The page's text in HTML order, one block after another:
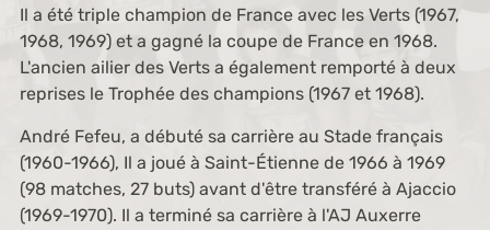
Il a été triple champion de France avec les Verts (1967,
1968, 1969) et a gagné la coupe de France en 1968.
L'ancien ailier des Verts a également remporté à deux
reprises le Trophée des champions (1967 et 1968).
André Fefeu, a débuté sa carrière au Stade français
(1960-1966), Il a joué à Saint-Étienne de 1966 à 1969
(98 matches, 27 buts) avant d'être transféré à Ajaccio
(1969-1970). Il a terminé sa carrière à l'AJ Auxerre